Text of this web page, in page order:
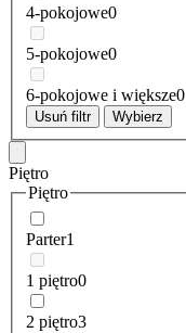
4-pokojowe0
5-pokojowe0
6-pokojowe i większe0
Usuń filtr Wybierz
Piętro
Piętro
Parter1
1 piętro0
2 piętro3